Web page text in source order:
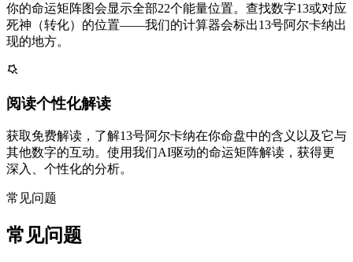
你的命运矩阵图会显示全部22个能量位置。查找数字13或对应
死神（转化）的位置——我们的计算器会标出13号阿尔卡纳出
现的地方。
阅读个性化解读
获取免费解读，了解13号阿尔卡纳在你命盘中的含义以及它与
其他数字的互动。使用我们AI驱动的命运矩阵解读，获得更
深入、个性化的分析。
常见问题
常见问题